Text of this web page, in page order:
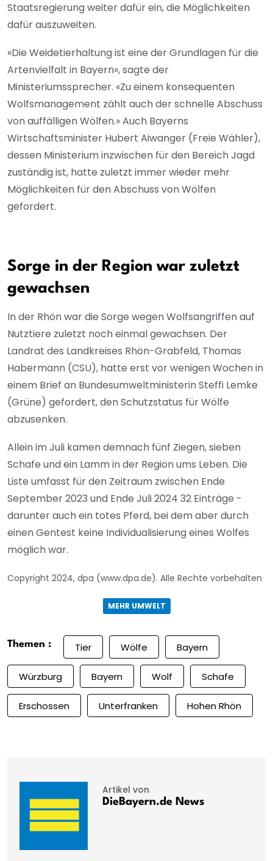
Staatsregierung weiter dafür ein, die Möglichkeiten
dafür auszuweiten.
«Die Weidetierhaltung ist eine der Grundlagen für die
Artenvielfalt in Bayern», sagte der
Ministeriumssprecher. «Zu einem konsequenten
Wolfsmanagement zählt auch der schnelle Abschuss
von auffälligen Wölfen.» Auch Bayerns
Wirtschaftsminister Hubert Aiwanger (Freie Wähler),
dessen Ministerium inzwischen für den Bereich Jagd
zuständig ist, hatte zuletzt immer wieder mehr
Möglichkeiten für den Abschuss von Wölfen
gefordert.
Sorge in der Region war zuletzt
gewachsen
In der Rhön war die Sorge wegen Wolfsangriffen auf
Nutztiere zuletzt noch einmal gewachsen. Der
Landrat des Landkreises Rhön-Grabfeld, Thomas
Habermann (CSU), hatte erst vor wenigen Wochen in
einem Brief an Bundesumweltministerin Steffi Lemke
(Grüne) gefordert, den Schutzstatus für Wölfe
abzusenken.
Allein im Juli kamen demnach fünf Ziegen, sieben
Schafe und ein Lamm in der Region ums Leben. Die
Liste umfasst für den Zeitraum zwischen Ende
September 2023 und Ende Juli 2024 32 Einträge -
darunter auch ein totes Pferd, bei dem aber durch
einen Gentest keine Individualisierung eines Wolfes
möglich war.
Copyright 2024, dpa (www.dpa.de). Alle Rechte vorbehalten
MEHR UMWELT
Themen : Tier Wölfe Bayern
Würzburg Bayern Wolf Schafe
Erschossen Unterfranken Hohen Rhön
Artikel von
DieBayern.de News